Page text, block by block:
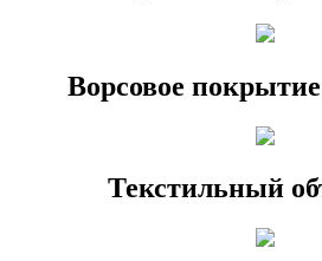
Ворсовое
Текстильный